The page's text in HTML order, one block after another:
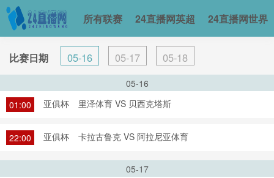
所有联赛 24直播网英超 24直播网世界
比赛日期 05-16 05-17 05-18
05-16
01:00
亚俱杯 里泽体育 VS 贝西克塔斯
22:00 亚俱杯 卡拉古鲁克 VS 阿拉尼亚体育
05-17